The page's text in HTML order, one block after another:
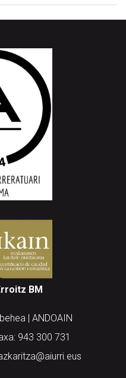
BM
| ANDOAIN
943 300 731